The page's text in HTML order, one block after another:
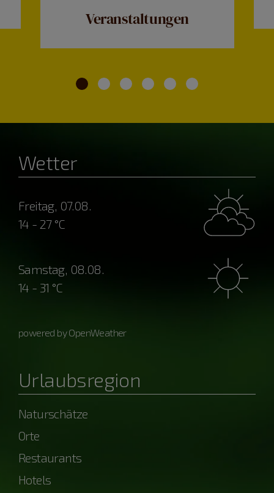
Veranstaltungen
Wetter
Freitag, 07.08.
14 - 27 °C
Samstag, 08.08.
14 - 31 °C
powered by OpenWeather
Urlaubsregion
Naturschätze
Orte
Restaurants
Hotels